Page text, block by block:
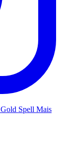
Gold Spell Mais